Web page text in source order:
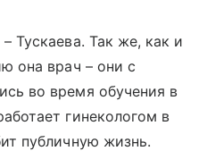
Тускаева. Так же, как и
она врач – они с
во время обучения в
гинекологом в
публичную жизнь.